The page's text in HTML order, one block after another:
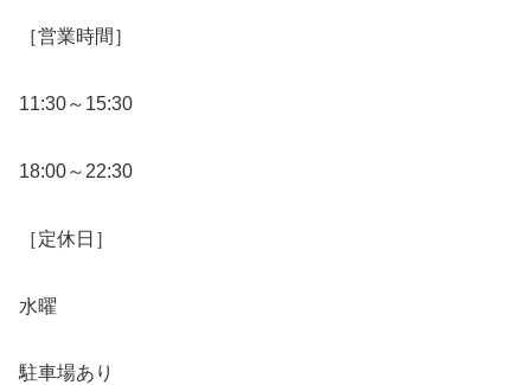
［営業時間］
11:30～15:30
18:00～22:30
［定休日］
水曜
駐車場あり